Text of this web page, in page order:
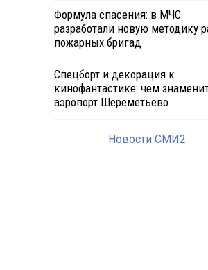
Формула спасения: в МЧС
разработали новую методику
пожарных бригад
Спецборт и декорация к
кинофантастике: чем
аэропорт Шереметьево
Новости СМИ2